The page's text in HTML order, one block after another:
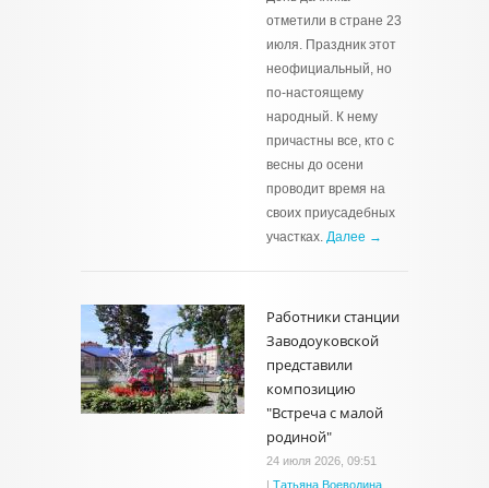
отметили в стране 23
июля. Праздник этот
неофициальный, но
по-настоящему
народный. К нему
причастны все, кто с
весны до осени
проводит время на
своих приусадебных
участках. Далее →
Работники станции
Заводоуковской
представили
композицию
"Встреча с малой
родиной"
24 июля 2026, 09:51
| Татьяна Воеводина